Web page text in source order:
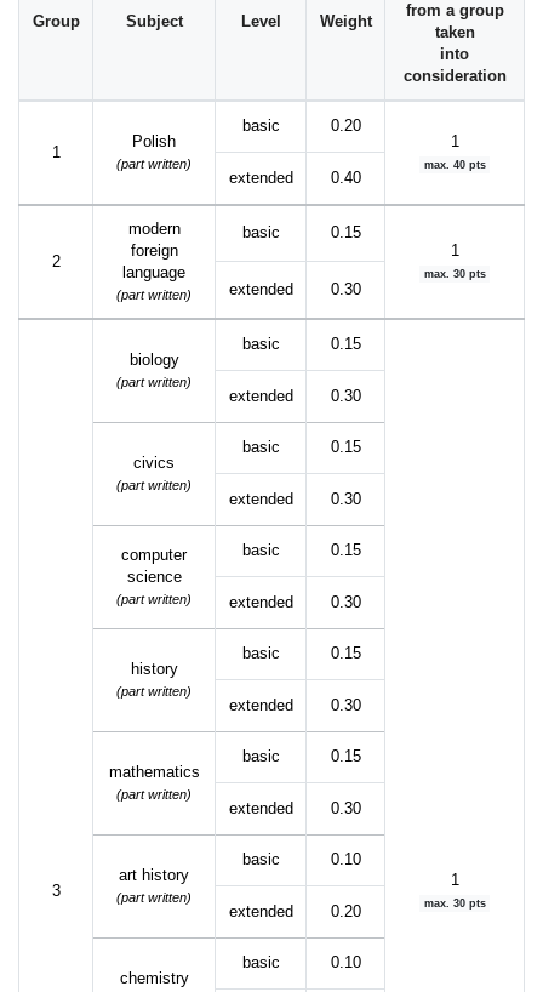
Group Subject Level Weight
from a group
taken
into
consideration
1
Polish
(part written)
basic
0.20
1
max. 40 pts
extended 0.40
2
modern
foreign
language
(part written)
basic
0.15
1
max. 30 pts
extended 0.30
3
biology
(part written)
basic 0.15
1
max. 30 pts
extended 0.30
civics
(part written)
basic 0.15
extended 0.30
computer
science
(part written)
basic 0.15
extended 0.30
history
(part written)
basic 0.15
extended 0.30
mathematics
(part written)
basic 0.15
extended 0.30
art history
(part written)
basic 0.10
extended 0.20
chemistry
basic 0.10